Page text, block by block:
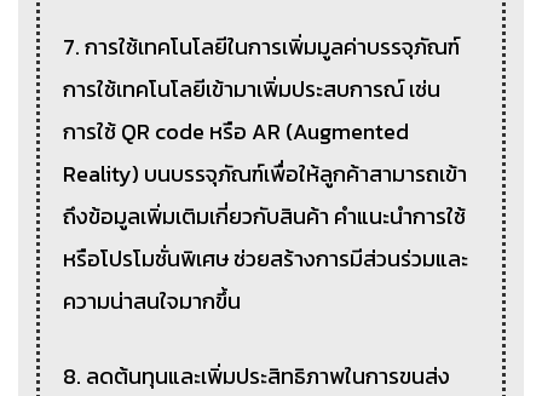
7. การใช้เทคโนโลยีในการเพิ่มมูลค่าบรรจุภัณฑ์
การใช้เทคโนโลยีเข้ามาเพิ่มประสบการณ์ เช่น
การใช้ QR code หรือ AR (Augmented
Reality) บนบรรจุภัณฑ์เพื่อให้ลูกค้าสามารถเข้า
ถึงข้อมูลเพิ่มเติมเกี่ยวกับสินค้า คำแนะนำการใช้
หรือโปรโมชั่นพิเศษ ช่วยสร้างการมีส่วนร่วมและ
ความน่าสนใจมากขึ้น
8. ลดต้นทุนและเพิ่มประสิทธิภาพในการขนส่ง